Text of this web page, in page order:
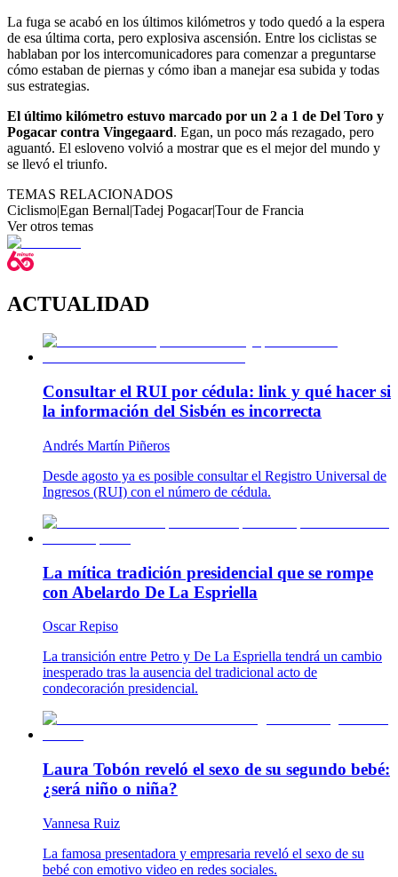
La fuga se acabó en los últimos kilómetros y todo quedó a la espera
de esa última corta, pero explosiva ascensión. Entre los ciclistas se
hablaban por los intercomunicadores para comenzar a preguntarse
cómo estaban de piernas y cómo iban a manejar esa subida y todas
sus estrategias.
El último kilómetro estuvo marcado por un 2 a 1 de Del Toro y
Pogacar contra Vingegaard. Egan, un poco más rezagado, pero
aguantó. El esloveno volvió a mostrar que es el mejor del mundo y
se llevó el triunfo.
TEMAS RELACIONADOS
Ciclismo|Egan Bernal|Tadej Pogacar|Tour de Francia
Ver otros temas
ACTUALIDAD
Consultar el RUI por cédula: link y qué hacer si
la información del Sisbén es incorrecta
Andrés Martín Piñeros
Desde agosto ya es posible consultar el Registro Universal de
Ingresos (RUI) con el número de cédula.
La mítica tradición presidencial que se rompe
con Abelardo De La Espriella
Oscar Repiso
La transición entre Petro y De La Espriella tendrá un cambio
inesperado tras la ausencia del tradicional acto de
condecoración presidencial.
Laura Tobón reveló el sexo de su segundo bebé:
¿será niño o niña?
Vannesa Ruiz
La famosa presentadora y empresaria reveló el sexo de su
bebé con emotivo video en redes sociales.